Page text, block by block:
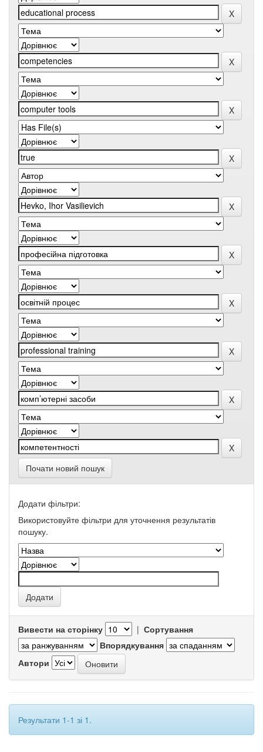
Почати новий пошук
Додати фільтри:
Використовуйте фільтри для уточнення результатів
пошуку.
Вивести на сторінку | Сортування
Впорядкування
Автори
Результати 1-1 зі 1.